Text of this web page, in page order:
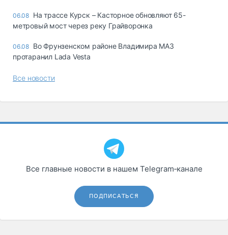
06.08 На трассе Курск – Касторное обновляют 65-
метровый мост через реку Грайворонка
06.08 Во Фрунзенском районе Владимира МАЗ
протаранил Lada Vesta
Все новости
Все главные новости в нашем Telegram‑канале
ПОДПИСАТЬСЯ